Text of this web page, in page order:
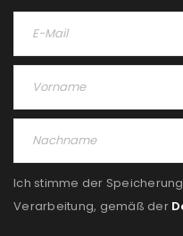
Ich stimme der
Verarbeitung, gemäß der